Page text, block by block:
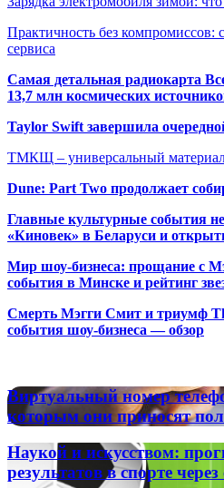
Практичность без компромиссов:
сервиса
Самая детальная радиокарта
13,7 млн космических
Taylor Swift завершила
ТМКЩ – универсальный материал
Dune: Part Two продолжает
Главные культурные события
«Киновек» в Беларуси и
Мир шоу-бизнеса: прощание с
события в Минске и рейтинг
Смерть Мэгги Смит и триумф
события шоу-бизнеса — обзор
Виртуальный
номер
телефона:
причины,
по
которым
Виртуальный номер
которым они приносят
Наукой
и
искусством:
Наукой и искусством:
результатов в спорте через